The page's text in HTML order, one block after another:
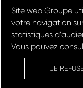
© Groupe
Design &
Réserver un
Site web Groupe
votre navigation
statistiques
Vous pouvez
JE REFUSE